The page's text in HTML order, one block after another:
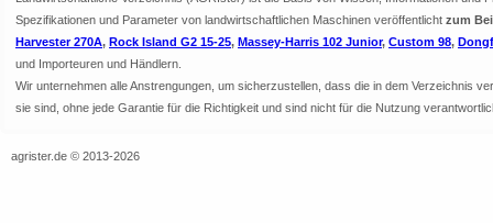
Spezifikationen und Parameter von landwirtschaftlichen Maschinen veröffentlicht zum
Harvester 270A, Rock Island G2 15-25, Massey-Harris 102 Junior, Custom 98,
und Importeuren und Händlern.
Wir unternehmen alle Anstrengungen, um sicherzustellen, dass die in dem Verzeichnis
sie sind, ohne jede Garantie für die Richtigkeit und sind nicht für die Nutzung
agrister.de © 2013-2026